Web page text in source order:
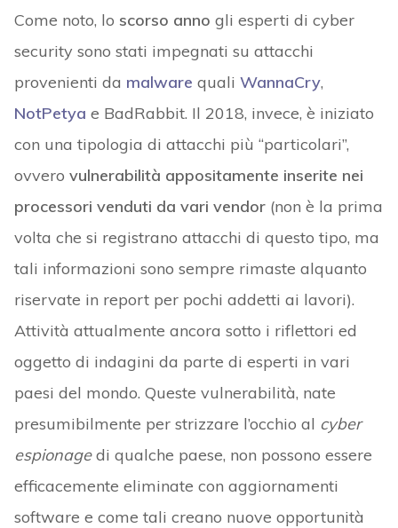
Come noto, lo scorso anno gli esperti di cyber
security sono stati impegnati su attacchi
provenienti da malware quali WannaCry,
NotPetya e BadRabbit. Il 2018, invece, è iniziato
con una tipologia di attacchi più “particolari”,
ovvero vulnerabilità appositamente inserite nei
processori venduti da vari vendor (non è la prima
volta che si registrano attacchi di questo tipo, ma
tali informazioni sono sempre rimaste alquanto
riservate in report per pochi addetti ai lavori).
Attività attualmente ancora sotto i riflettori ed
oggetto di indagini da parte di esperti in vari
paesi del mondo. Queste vulnerabilità, nate
presumibilmente per strizzare l’occhio al cyber
espionagedi qualche paese, non possono essere
efficacemente eliminate con aggiornamenti
software e come tali creano nuove opportunità